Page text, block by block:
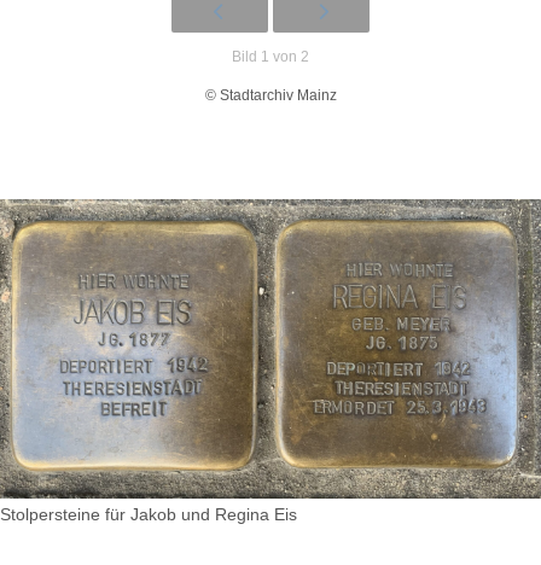
Bild 1 von 2
© Stadtarchiv Mainz
Stolpersteine für Jakob und Regina Eis